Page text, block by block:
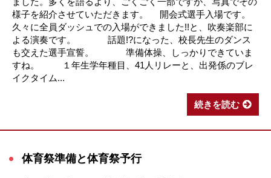
様子を紹介させていただきます。 開会式選手入場です。
久々に全員ダッシュでの入場ができました!!と、吹奏楽部に
よる演奏です。 話題!?になった、校長先生のダンス
も交えた選手宣誓。 準備体操、しっかりできていま
すね。 １年生学年種目、41人リレーと、出発係のブレ
イクタイム...
続きを読む
体育祭準備と体育祭予行